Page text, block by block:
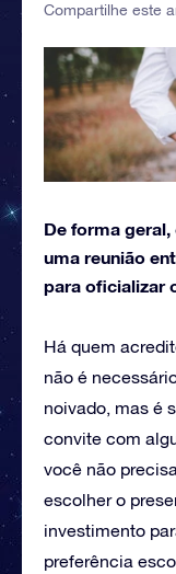
Compartilhe este
De forma
uma reunião
para oficializar
Há quem
não é
noivado, mas é
convite com
você não
escolher o
investimento
preferência